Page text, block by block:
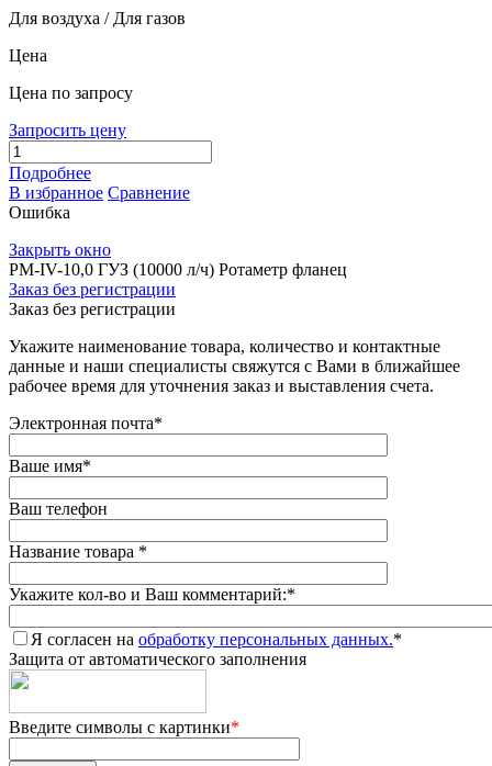
Для воздуха / Для газов
Цена
Цена по запросу
Запросить цену
Подробнее
В избранное Сравнение
Ошибка
Закрыть окно
РМ-IV-10,0 ГУЗ (10000 л/ч) Ротаметр фланец
Заказ без регистрации
Заказ без регистрации
Укажите наименование товара, количество и контактные
данные и наши специалисты свяжутся с Вами в ближайшее
рабочее время для уточнения заказ и выставления счета.
Электронная почта*
Ваше имя*
Ваш телефон
Название товара *
Укажите кол-во и Ваш комментарий:*
Я согласен на обработку персональных данных.*
Защита от автоматического заполнения
Введите символы с картинки*